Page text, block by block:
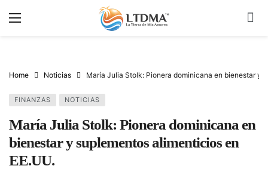
Home Noticias María Julia Stolk: Pionera dominicana en bienestar y
FINANZAS NOTICIAS
María Julia Stolk: Pionera dominicana en
bienestar y suplementos alimenticios en
EE.UU.